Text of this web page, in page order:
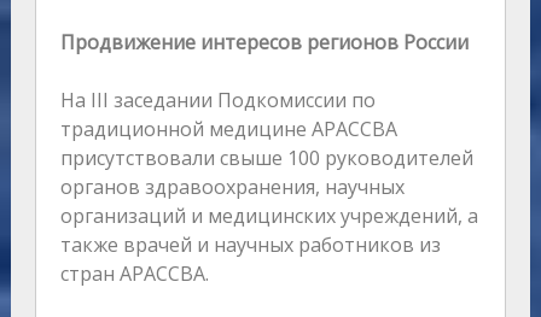
Продвижение интересов регионов России
На III заседании Подкомиссии по
традиционной медицине АРАССВА
присутствовали свыше 100 руководителей
органов здравоохранения, научных
организаций и медицинских учреждений, а
также врачей и научных работников из
стран АРАССВА.